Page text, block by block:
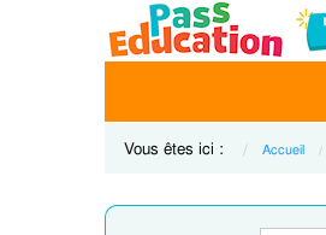
Vous êtes ici : Accueil